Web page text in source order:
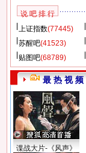
说 吧 排 行
上证指数(77445)
苏醒吧(41523)
贴图吧(68789)
最 热 视 频
谍战大片-《风声》